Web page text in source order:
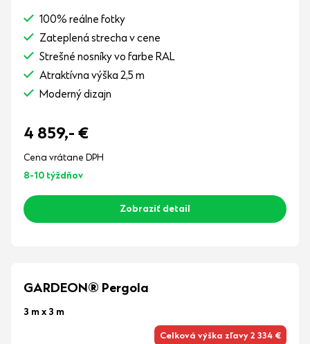
100% reálne fotky
Zateplená strecha v cene
Strešné nosníky vo farbe RAL
Atraktívna výška 2,5 m
Moderný dizajn
4 859,- €
Cena vrátane DPH
8-10 týždňov
Zobraziť detail
GARDEON® Pergola
3 m x 3 m
Celková výška zľavy 2 334 €